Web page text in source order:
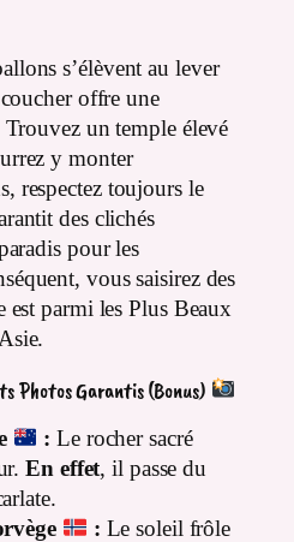
s’élèvent au lever
offre une
un temple élevé
y monter
respectez toujours le
des clichés
pour les
vous saisirez des
est parmi les Plus Beaux
Photos Garantis (Bonus)
: Le rocher sacré
En effet, il passe du
: Le soleil frôle